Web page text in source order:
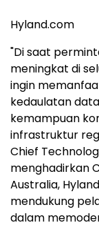
Hyland.com
"Di saat
meningkat di
ingin
kedaulatan
kemampuan
infrastruktur
Chief
menghadirkan
Australia,
mendukung
dalam